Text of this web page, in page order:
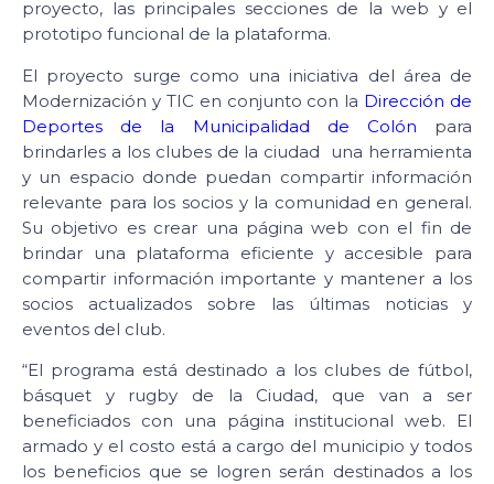
proyecto, las principales secciones de la web y el
prototipo funcional de la plataforma.
El proyecto surge como una iniciativa del área de
Modernización y TIC en conjunto con la Dirección de
Deportes de la Municipalidad de Colón para
brindarles a los clubes de la ciudad una herramienta
y un espacio donde puedan compartir información
relevante para los socios y la comunidad en general.
Su objetivo es crear una página web con el fin de
brindar una plataforma eficiente y accesible para
compartir información importante y mantener a los
socios actualizados sobre las últimas noticias y
eventos del club.
“El programa está destinado a los clubes de fútbol,
básquet y rugby de la Ciudad, que van a ser
beneficiados con una página institucional web. El
armado y el costo está a cargo del municipio y todos
los beneficios que se logren serán destinados a los